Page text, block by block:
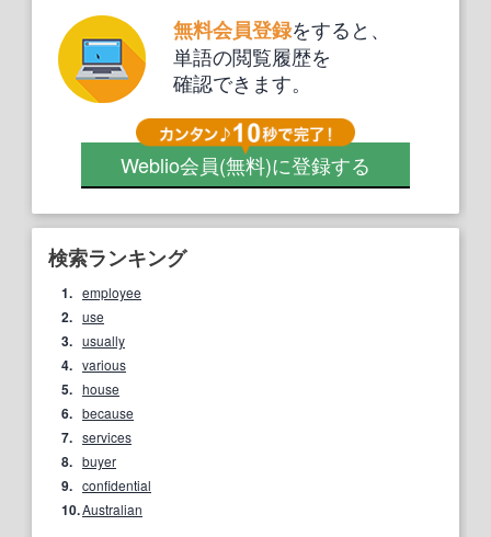
無料会員登録をすると、
単語の閲覧履歴を
確認できます。
Weblio会員(無料)に登録する
検索ランキング
1. employee
2. use
3. usually
4. various
5. house
6. because
7. services
8. buyer
9. confidential
10.Australian